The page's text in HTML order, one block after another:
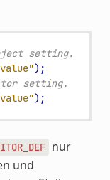
setting.
);
setting.
);
nur
und